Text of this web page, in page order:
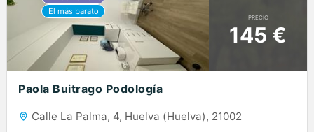
PRECIO
145 €
Paola Buitrago Podología
Calle La Palma, 4, Huelva (Huelva), 21002